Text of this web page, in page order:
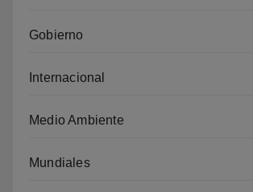
Gobierno
Internacional
Medio Ambiente
Mundiales